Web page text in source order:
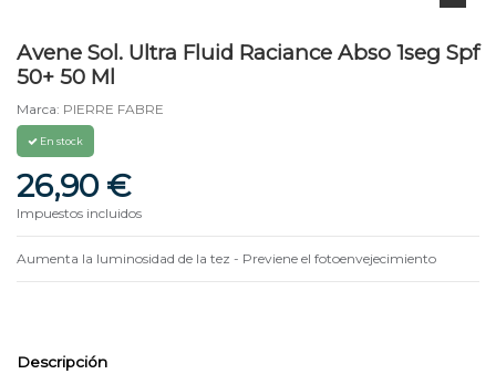
Avene Sol. Ultra Fluid Raciance Abso 1seg Spf
50+ 50 Ml
Marca: PIERRE FABRE
En stock
26,90 €
Impuestos incluidos
Aumenta la luminosidad de la tez - Previene el fotoenvejecimiento
Descripción